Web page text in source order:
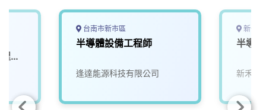
工
台南市新市區
半導體設備工程師
逢達能源科技有限公司
新竹
半導
新禾應